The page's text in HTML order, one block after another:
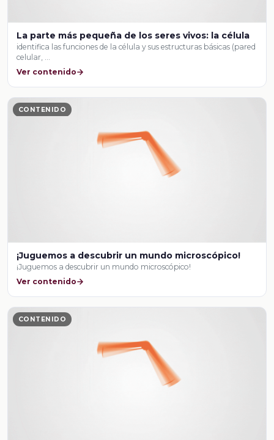
La parte más pequeña de los seres vivos: la célula
identifica las funciones de la célula y sus estructuras básicas (pared
celular, …
Ver contenido
CONTENIDO
¡Juguemos a descubrir un mundo microscópico!
¡Juguemos a descubrir un mundo microscópico!
Ver contenido
CONTENIDO